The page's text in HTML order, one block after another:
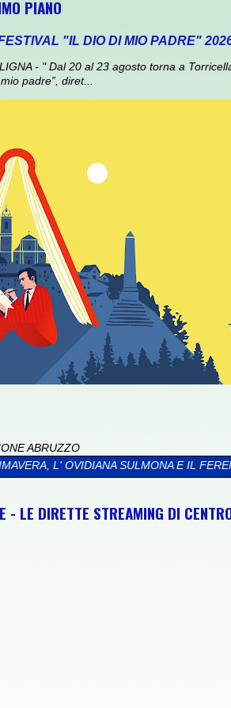
PIANO
"IL DIO DI MIO PADRE"
- " Dal 20 al 23 agosto torna a
padre”, diret...
ABRUZZO
E IL FERENTINO >> JOHN FANTE
- LE DIRETTE STREAMING DI